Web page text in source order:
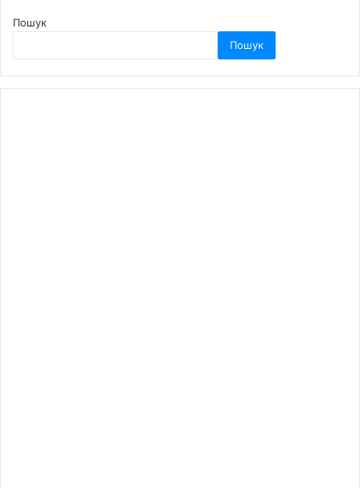
Пошук
Пошук